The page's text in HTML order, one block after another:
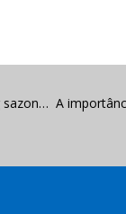
Como o marketing sazonal pode ser usado para capitalizar eventos e datas específicas ao longo do ano